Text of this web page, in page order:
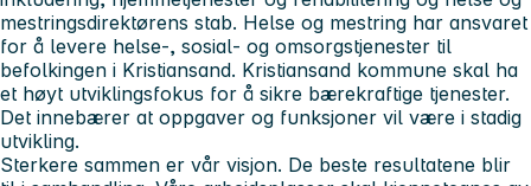
mestringsdirektørens stab. Helse og mestring har ansvaret
for å levere helse-, sosial- og omsorgstjenester til
befolkingen i Kristiansand. Kristiansand kommune skal ha
et høyt utviklingsfokus for å sikre bærekraftige tjenester.
Det innebærer at oppgaver og funksjoner vil være i stadig
utvikling.
Sterkere sammen er vår visjon. De beste resultatene blir